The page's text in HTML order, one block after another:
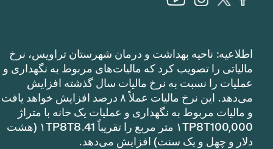
اطلاعیه: ناحیه بهداشت و درمان شهرستان تراویس، نرخ
مالیاتی را تصویب کرد که مالیات‌های مربوط به نگهداری و
عملیات را نسبت به نرخ مالیات سال گذشته افزایش
می‌دهد. این نرخ مالیات عملاً ۸ درصد افزایش خواهد یافت
و مالیات مربوط به نگهداری و عملیات یک خانه با متراژ
۱TP8T100,000 متر مربع را تقریباً ۱TP8T8.41 (هشت
دلار و چهل و یک سنت) افزایش می‌دهد.